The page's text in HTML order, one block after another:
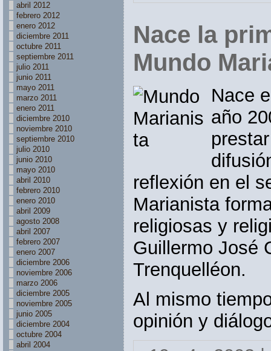
abril 2012
febrero 2012
enero 2012
diciembre 2011
octubre 2011
septiembre 2011
julio 2011
junio 2011
mayo 2011
marzo 2011
enero 2011
diciembre 2010
noviembre 2010
septiembre 2010
julio 2010
junio 2010
mayo 2010
abril 2010
febrero 2010
enero 2010
abril 2009
agosto 2008
abril 2007
febrero 2007
enero 2007
diciembre 2006
noviembre 2006
marzo 2006
diciembre 2005
noviembre 2005
junio 2005
diciembre 2004
octubre 2004
abril 2004
Nace la
Mundo
Nace
año
reflexión en el
Marianista
religiosas y
Guillermo José
Trenquelléon.
Al mismo
opinión y